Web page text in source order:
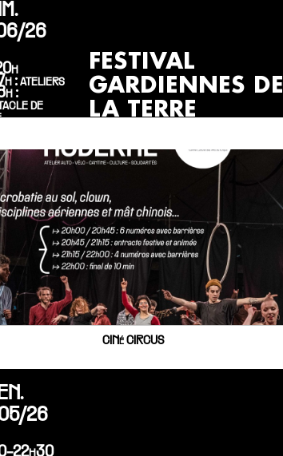
FESTIVAL
GARDIENNES DE
LA TERRE
26
: ateliers
:
de
CINé CIRCUS
26
22h30